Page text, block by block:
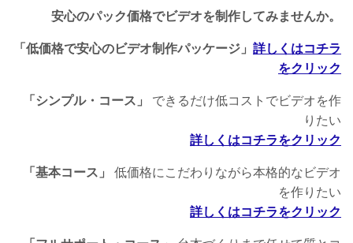
安心のパック価格でビデオを制作してみませんか。
「低価格で安心のビデオ制作パッケージ」 詳しくはコチラ
をクリック
「シンプル・コース」
できるだけ低コストでビデオを作
りたい
詳しくはコチラをクリック
「基本コース」
低価格にこだわりながら本格的なビデオ
を作りたい
詳しくはコチラをクリック